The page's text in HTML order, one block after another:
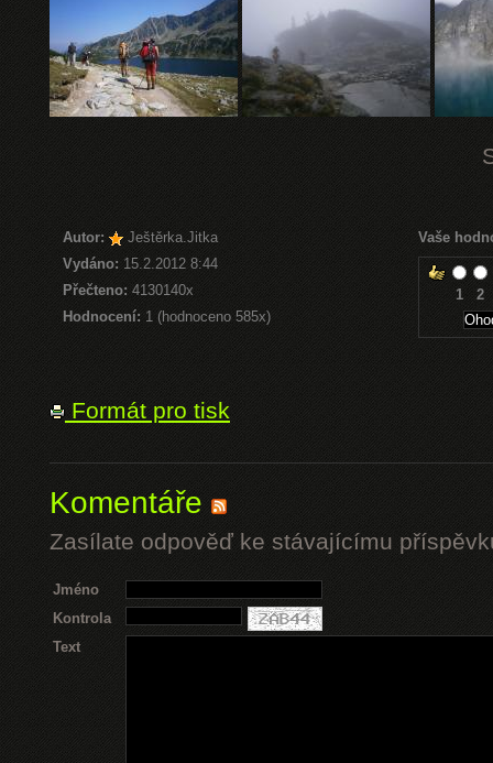
Autor:
Ještěrka.Jitka
Vydáno: 15.2.2012 8:44
Přečteno:4130140x
Hodnocení: 1 (hodnoceno 585x)
Vaše
1 2
Formát pro tisk
Komentáře
Zasílate odpověď ke stávajícímu
Jméno
Kontrola
Text